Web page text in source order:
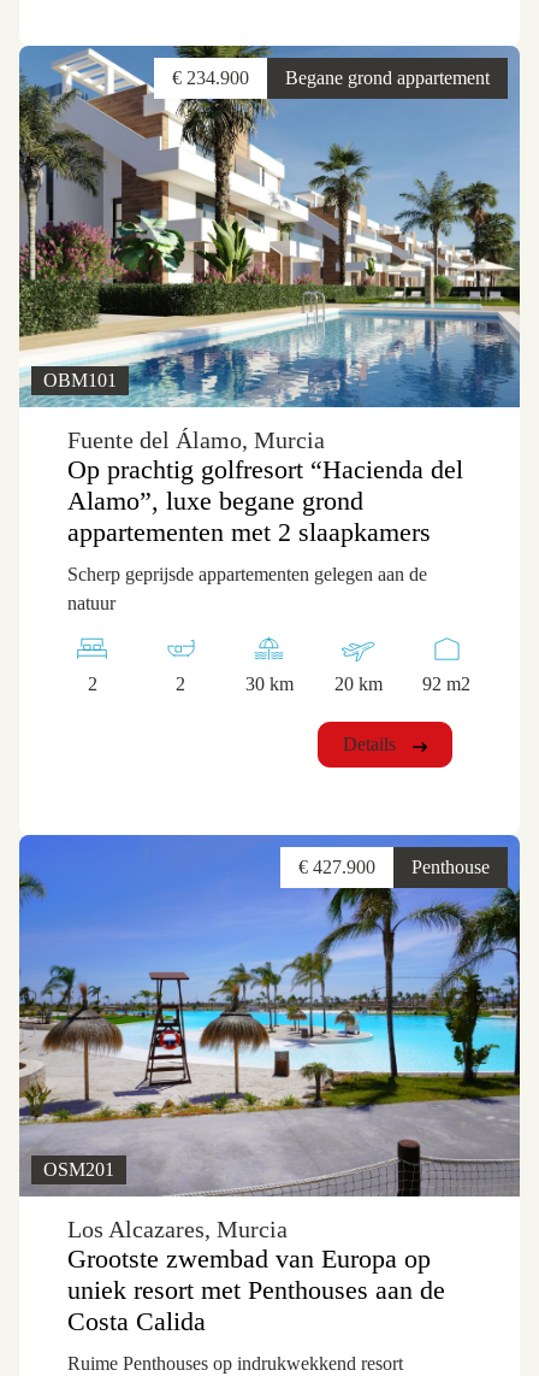
Begane grond appartement
€ 234.900
OBM101
Fuente del Álamo, Murcia
Op prachtig golfresort “Hacienda del
Alamo”, luxe begane grond
appartementen met 2 slaapkamers
Scherp geprijsde appartementen gelegen aan de
natuur
2 2 30 km 20 km 92 m2
Details
Penthouse
€ 427.900
OSM201
Los Alcazares, Murcia
Grootste zwembad van Europa op
uniek resort met Penthouses aan de
Costa Calida
Ruime Penthouses op indrukwekkend resort